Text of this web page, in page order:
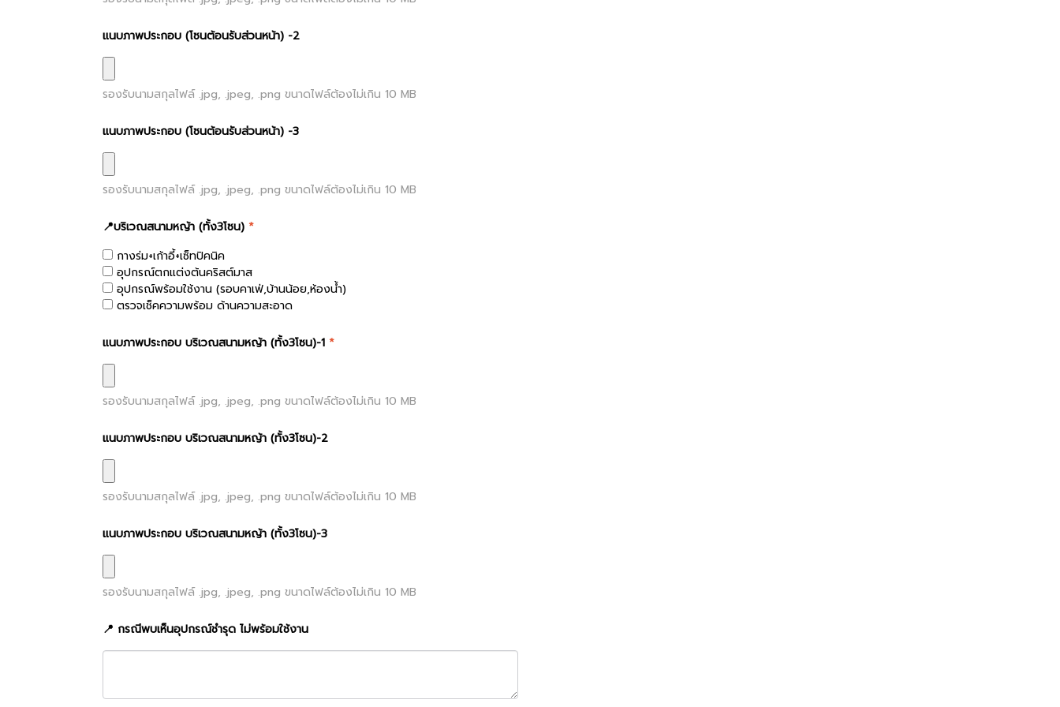
แนบภาพประกอบ (โซนต้อนรับส่วนหน้า) -2
รองรับนามสกุลไฟล์.jpg, .jpeg, .png ขนาดไฟล์ต้องไม่เกิน 10 MB
แนบภาพประกอบ (โซนต้อนรับส่วนหน้า) -3
รองรับนามสกุลไฟล์.jpg, .jpeg, .png ขนาดไฟล์ต้องไม่เกิน 10 MB
📍บริเวณสนามหญ้า (ทั้ง3โซน) *
กางร่ม+เก้าอี้+เซ็ทปิคนิค
อุปกรณ์ตกแต่งต้นคริสต์มาส
อุปกรณ์พร้อมใช้งาน (รอบคาเฟ่,บ้านน้อย,ห้องน้ำ)
ตรวจเช็คความพร้อม ด้านความสะอาด
แนบภาพประกอบ บริเวณสนามหญ้า (ทั้ง3โซน)-1 *
รองรับนามสกุลไฟล์.jpg, .jpeg, .png ขนาดไฟล์ต้องไม่เกิน 10 MB
แนบภาพประกอบ บริเวณสนามหญ้า (ทั้ง3โซน)-2
รองรับนามสกุลไฟล์.jpg, .jpeg, .png ขนาดไฟล์ต้องไม่เกิน 10 MB
แนบภาพประกอบ บริเวณสนามหญ้า (ทั้ง3โซน)-3
รองรับนามสกุลไฟล์.jpg, .jpeg, .png ขนาดไฟล์ต้องไม่เกิน 10 MB
📍 กรณีพบเห็นอุปกรณ์ชำรุด ไม่พร้อมใช้งาน